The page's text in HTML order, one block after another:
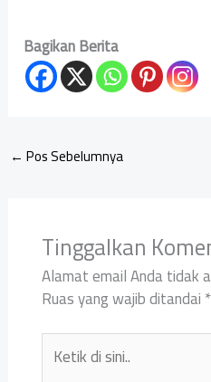
Bagikan Berita
← Pos Sebelumnya
Tinggalkan
Alamat email Anda tidak
Ruas yang wajib ditandai*
Ketik